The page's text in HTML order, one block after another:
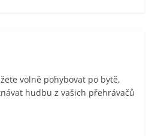
volně pohybovat po bytě,
hudbu z vašich přehrávačů